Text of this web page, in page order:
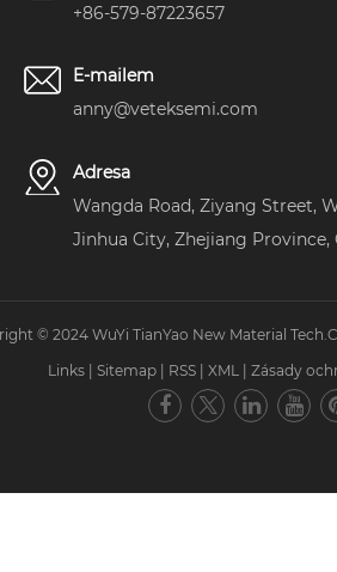
+86-579-87223657
E-mailem
anny@veteksemi.com
Adresa
Wangda Road, Ziyang Street,
Jinhua City, Zhejiang Province,
© 2024 WuYi TianYao New Material
Links
Sitemap RSS XML Zásady